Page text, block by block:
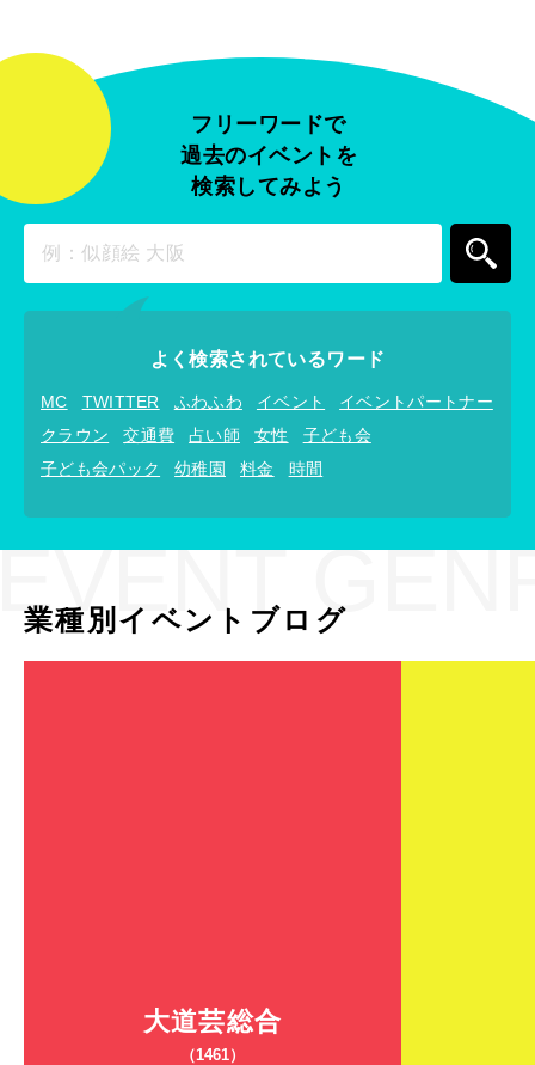
フリーワードで
過去のイベントを
検索してみよう
よく検索されているワード
MC TWITTER ふわふわ イベント
イベントパートナー
クラウン
交通費 占い師 女性
子ども会
子ども会パック
幼稚園 料金 時間
業種別イベントブログ
大道芸総合
（1461）